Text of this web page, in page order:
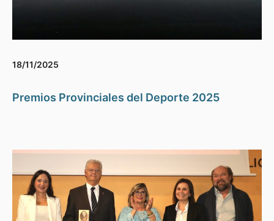
18/11/2025
Premios Provinciales del Deporte 2025